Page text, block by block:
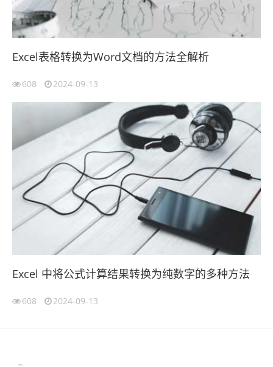
Excel表格转换为Word文档的方法全解析
608 2024-09-13
Excel 中将公式计算结果转换为纯数字的多种方法
608 2024-09-13